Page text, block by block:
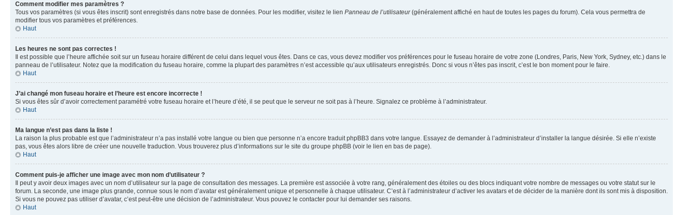
Comment modifier mes paramètres ?
Tous vos paramètres (si vous êtes inscrit) sont enregistrés dans notre base de données. Pour les modifier, visitez le lien Panneau de l’utilisateur(généralement affiché en haut de toutes les pages du forum). Cela vous permettra de
modifier tous vos paramètres et préférences.
Haut
Les heures ne sont pas correctes !
Il est possible que l’heure affichée soit sur un fuseau horaire différent de celui dans lequel vous êtes. Dans ce cas, vous devez modifier vos préférences pour le fuseau horaire de votre zone (Londres, Paris, New York, Sydney, etc.) dans le
panneau de l’utilisateur. Notez que la modification du fuseau horaire, comme la plupart des paramètres n’est accessible qu’aux utilisateurs enregistrés. Donc si vous n’êtes pas inscrit, c’est le bon moment pour le faire.
Haut
J’ai changé mon fuseau horaire et l’heure est encore incorrecte !
Si vous êtes sûr d’avoir correctement paramétré votre fuseau horaire et l’heure d’été, il se peut que le serveur ne soit pas à l’heure. Signalez ce problème à l’administrateur.
Haut
Ma langue n’est pas dans la liste !
La raison la plus probable est que l’administrateur n’a pas installé votre langue ou bien que personne n’a encore traduit phpBB3 dans votre langue. Essayez de demander à l’administrateur d’installer la langue désirée. Si elle n’existe
pas, vous êtes alors libre de créer une nouvelle traduction. Vous trouverez plus d’informations sur le site du groupe phpBB (voir le lien en bas de page).
Haut
Comment puis-je afficher une image avec mon nom d’utilisateur ?
Il peut y avoir deux images avec un nom d’utilisateur sur la page de consultation des messages. La première est associée à votre rang, généralement des étoiles ou des blocs indiquant votre nombre de messages ou votre statut sur le
forum. La seconde, une image plus grande, connue sous le nom d’avatar est généralement unique et personnelle à chaque utilisateur. C’est à l’administrateur d’activer les avatars et de décider de la manière dont ils sont mis à disposition.
Si vous ne pouvez pas utiliser d’avatar, c’est peut-être une décision de l’administrateur. Vous pouvez le contacter pour lui demander ses raisons.
Haut